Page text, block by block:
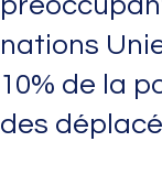
nations
10% de la
des